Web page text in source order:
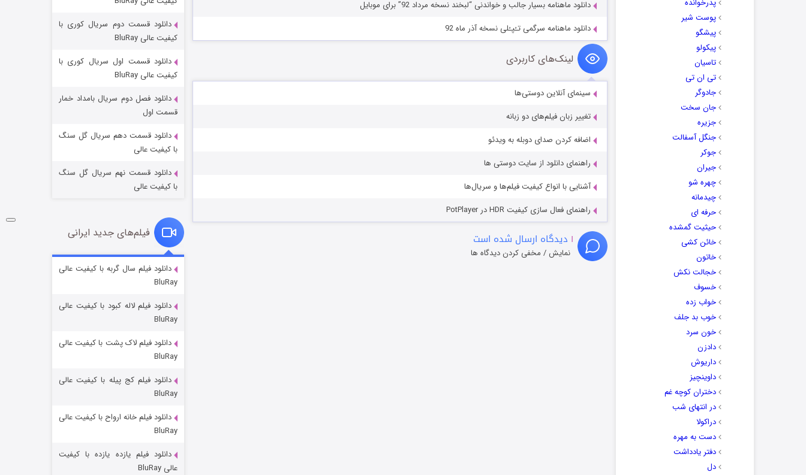
پدرخوانده
پوست شیر
پیشگو
پیکولو
تاسیان
تی ان تی
جادوگر
جان سخت
جزیره
جنگل آسفالت
جوکر
جیران
چهره شو
چیدمانه
حرفه ای
حیثیت گمشده
خائن کشی
خاتون
خجالت نکش
خسوف
خواب زده
خوب بد جلف
خون سرد
دادزن
داریوش
داوینچیز
دختران کوچه غم
در انتهای شب
دراکولا
دست به مهره
دفتر یادداشت
دل
دانلود ماهنامه بسیار جالب و خواندنی “لبخند نسخه مرداد 92” برای موبایل
دانلود ماهنامه سرگمی تـُپـُلی نسخه آذر ماه 92
لینک‌های کاربردی
سینمای آنلاین دوستی‌ها
تغییر زبان فیلم‌های دو زبانه
اضافه کردن صدای دوبله به ویدئو
راهنمای دانلود از سایت دوستی ها
آشنایی با انواع کیفیت فیلم‌ها و سریال‌ها
راهنمای فعال سازی کیفیت HDR در PotPlayer
۱ دیدگاه ارسال شده است
نمایش / مخفی کردن دیدگاه ها
شکست استوارت در نجات جهان
قسمت ۷ (زیرنویس) منتشر شد
شوگر فصل ۲
قسمت
خاندان اژدها فصل ۳
دانلود قسمت دوم سریال کوری با
کیفیت عالی BluRay
دانلود قسمت اول سریال کوری با
کیفیت عالی BluRay
دانلود فصل دوم سریال بامداد خمار
قسمت اول
دانلود قسمت دهم سریال گل سنگ
با کیفیت عالی
دانلود قسمت نهم سریال گل سنگ
با کیفیت عالی
فیلم‌های جدید ایرانی
دانلود فیلم سال گربه با کیفیت عالی
BluRay
دانلود فیلم لاله کبود با کیفیت عالی
BluRay
دانلود فیلم لاک پشت با کیفیت عالی
BluRay
دانلود فیلم کج‌ پیله با کیفیت عالی
BluRay
دانلود فیلم خانه ارواح با کیفیت عالی
BluRay
دانلود فیلم یازده یازده با کیفیت
عالی BluRay